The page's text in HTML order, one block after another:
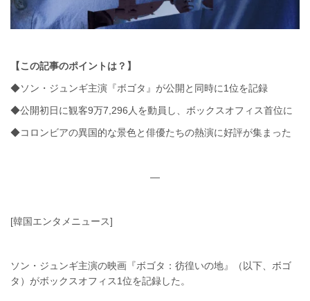
【この記事のポイントは？】
◆ソン・ジュンギ主演『ボゴタ』が公開と同時に1位を記録
◆公開初日に観客9万7,296人を動員し、ボックスオフィス首位に
◆コロンビアの異国的な景色と俳優たちの熱演に好評が集まった
—
[韓国エンタメニュース]
ソン・ジュンギ主演の映画『ボゴタ：彷徨いの地』（以下、ボゴ
タ）がボックスオフィス1位を記録した。